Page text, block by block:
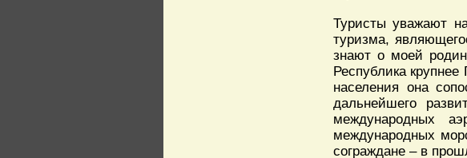
Туристы уважают
туризма,
знают о моей
Республика
населения она
дальнейшего
международных
международных
сограждане – в